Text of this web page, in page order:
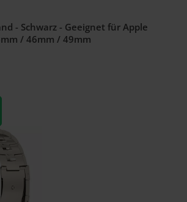
- Schwarz - Geeignet für Apple
/ 46mm / 49mm